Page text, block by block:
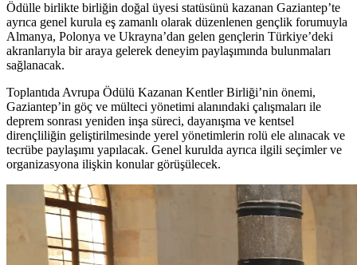
Ödülle birlikte birliğin doğal üyesi statüsünü kazanan Gaziantep’te
ayrıca genel kurula eş zamanlı olarak düzenlenen gençlik forumuyla
Almanya, Polonya ve Ukrayna’dan gelen gençlerin Türkiye’deki
akranlarıyla bir araya gelerek deneyim paylaşımında bulunmaları
sağlanacak.
Toplantıda Avrupa Ödülü Kazanan Kentler Birliği’nin önemi,
Gaziantep’in göç ve mülteci yönetimi alanındaki çalışmaları ile
deprem sonrası yeniden inşa süreci, dayanışma ve kentsel
dirençliliğin geliştirilmesinde yerel yönetimlerin rolü ele alınacak ve
tecrübe paylaşımı yapılacak. Genel kurulda ayrıca ilgili seçimler ve
organizasyona ilişkin konular görüşülecek.